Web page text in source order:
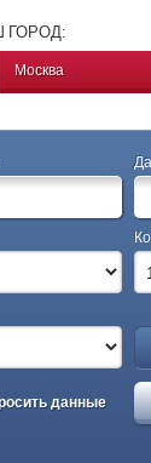
ГОРОД:
Москва
данные